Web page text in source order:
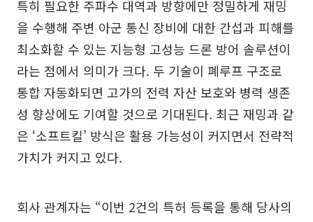
특히 필요한 주파수 대역과 방향에만 정밀하게 재밍
을 수행해 주변 아군 통신 장비에 대한 간섭과 피해를
최소화할 수 있는 지능형 고성능 드론 방어 솔루션이
라는 점에서 의미가 크다. 두 기술이 폐루프 구조로
통합 자동화되면 고가의 전력 자산 보호와 병력 생존
성 향상에도 기여할 것으로 기대된다. 최근 재밍과 같
은 ‘소프트킬’ 방식은 활용 가능성이 커지면서 전략적
가치가 커지고 있다.
회사 관계자는 “이번 2건의 특허 등록을 통해 당사의